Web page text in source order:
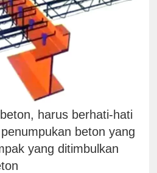
harus berhati-hati
beton yang
yang ditimbulkan